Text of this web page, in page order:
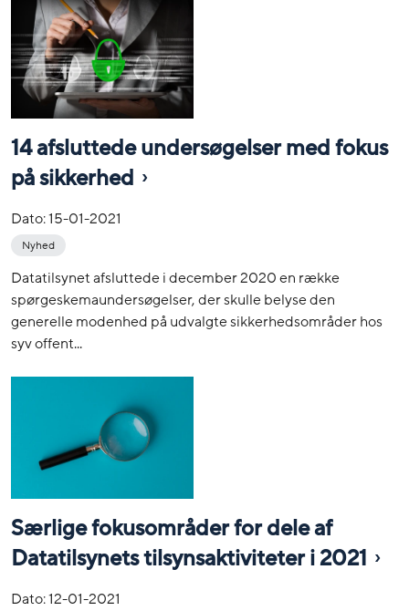
14 afsluttede undersøgelser med fokus
på sikkerhed
Dato:15-01-2021
Nyhed
Datatilsynet afsluttede i december 2020 en række
spørgeskemaundersøgelser, der skulle belyse den
generelle modenhed på udvalgte sikkerhedsområder hos
syv offent...
Særlige fokusområder for dele af
Datatilsynets tilsynsaktiviteter i 2021
Dato:12-01-2021